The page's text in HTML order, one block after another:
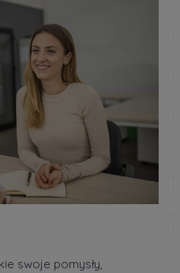
swoje pomysły,